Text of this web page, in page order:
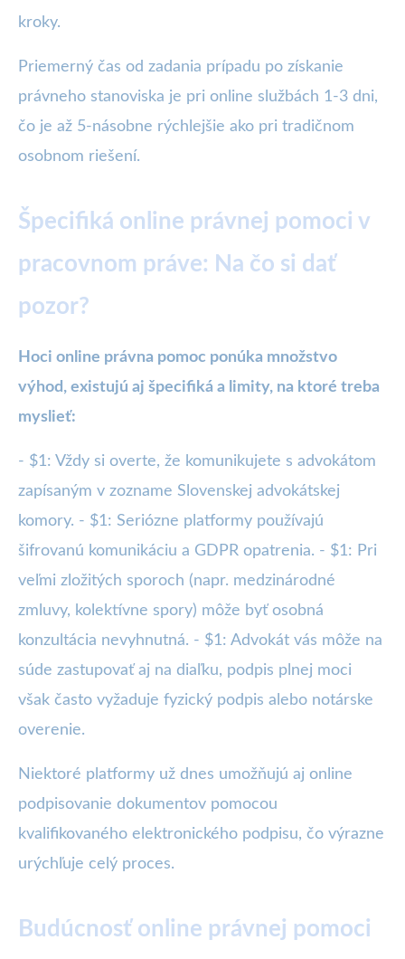
kroky.
Priemerný čas od zadania prípadu po získanie
právneho stanoviska je pri online službách 1-3 dni,
čo je až 5-násobne rýchlejšie ako pri tradičnom
osobnom riešení.
Špecifiká online právnej pomoci v
pracovnom práve: Na čo si dať
pozor?
Hoci online právna pomoc ponúka množstvo
výhod, existujú aj špecifiká a limity, na ktoré treba
myslieť:
- $1: Vždy si overte, že komunikujete s advokátom
zapísaným v zozname Slovenskej advokátskej
komory. - $1: Seriózne platformy používajú
šifrovanú komunikáciu a GDPR opatrenia. - $1: Pri
veľmi zložitých sporoch (napr. medzinárodné
zmluvy, kolektívne spory) môže byť osobná
konzultácia nevyhnutná. - $1: Advokát vás môže na
súde zastupovať aj na diaľku, podpis plnej moci
však často vyžaduje fyzický podpis alebo notárske
overenie.
Niektoré platformy už dnes umožňujú aj online
podpisovanie dokumentov pomocou
kvalifikovaného elektronického podpisu, čo výrazne
urýchľuje celý proces.
Budúcnosť online právnej pomoci